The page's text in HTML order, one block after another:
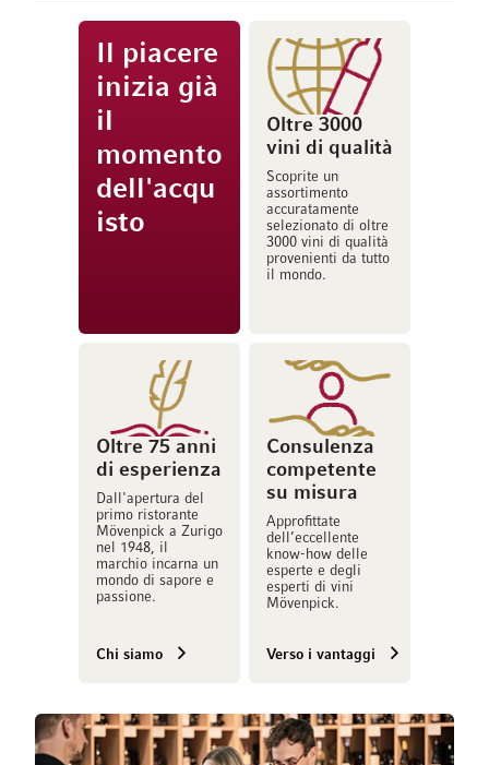
Il piacere
inizia già
il
momento
dell'acqu
isto
Oltre 3000
vini di qualità
Scoprite un
assortimento
accuratamente
selezionato di oltre
3000 vini di qualità
provenienti da tutto
il mondo.
Oltre 75 anni
di esperienza
Dall'apertura del
primo ristorante
Mövenpick a Zurigo
nel 1948, il
marchio incarna un
mondo di sapore e
passione.
Chi siamo
Consulenza
competente
su misura
Approfittate
dell’eccellente
know-how delle
esperte e degli
esperti di vini
Mövenpick.
Verso i vantaggi